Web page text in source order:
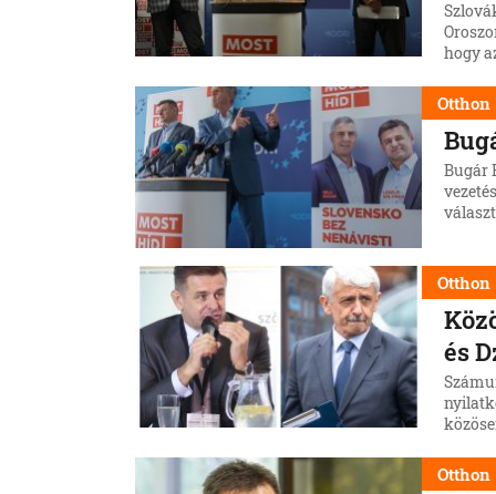
hogy
Híd
Otthon
Bugár
Otthon
és
Otthon